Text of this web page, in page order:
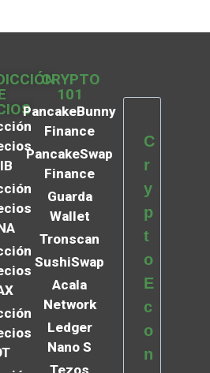
CRYPTO
101
PancakeBunny
Finance
PancakeSwap
Finance
Guarda
Wallet
Tronscan
SushiSwap
Acala
Network
Ledger
Nano S
C
r
y
p
t
o
E
c
o
n